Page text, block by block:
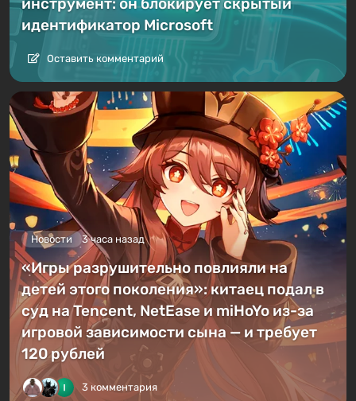
инструмент: он блокирует скрытый
идентификатор Microsoft
Оставить комментарий
Новости 3 часа назад
«Игры разрушительно повлияли на
детей этого поколения»: китаец подал в
суд на Tencent, NetEase и miHoYo из-за
игровой зависимости сына — и требует
120 рублей
3 комментария